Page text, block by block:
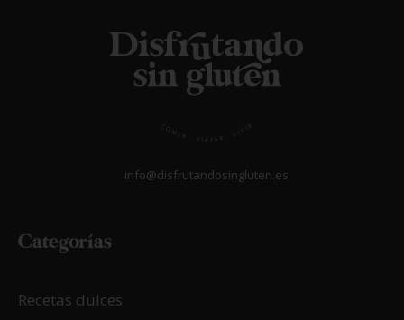
info@disfrutandosingluten.es
Categorías
Recetas dulces